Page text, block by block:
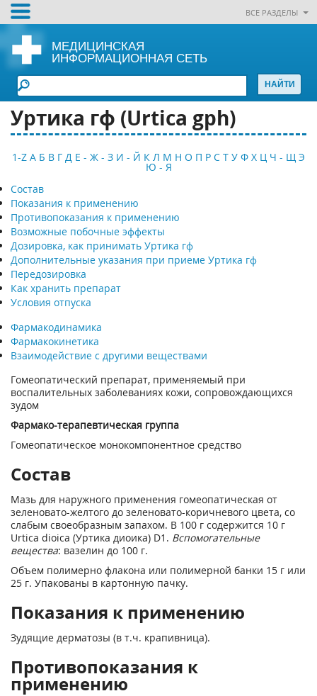
ВСЕ РАЗДЕЛЫ
МЕДИЦИНСКАЯ
ИНФОРМАЦИОННАЯ СЕТЬ
Уртика гф (Urtica gph)
1-Z А Б В Г Д Е - Ж - З И - Й К Л М Н О П Р С Т У Ф Х Ц Ч - Щ Э
Ю - Я
Состав
Показания к применению
Противопоказания к применению
Возможные побочные эффекты
Дозировка, как принимать Уртика гф
Дополнительные указания при приеме Уртика гф
Передозировка
Как хранить препарат
Условия отпуска
Фармакодинамика
Фармакокинетика
Взаимодействие с другими веществами
Гомеопатический препарат, применяемый при
воспалительных заболеваниях кожи, сопровождающихся
зудом
Фармако-терапевтическая группа
Гомеопатическое монокомпонентное средство
Состав
Мазь для наружного применения гомеопатическая от
зеленовато-желтого до зеленовато-коричневого цвета, со
слабым своеобразным запахом. В 100 г содержится 10 г
Urtica dioica (Уртика диоика) D1. Вспомогательные
вещества: вазелин до 100 г.
Объем полимерно флакона или полимерной банки 15 г или
25 г. Упакованы в картонную пачку.
Показания к применению
Зудящие дерматозы (в т.ч. крапивница).
Противопоказания к
применению